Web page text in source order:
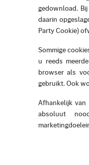
gedownload.
daarin
Party Cookie)
Sommige
u reeds
browser als
gebruikt. Ook
Afhankelijk
absoluut